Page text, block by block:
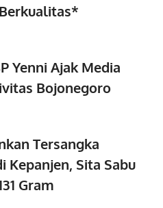
Yenni Ajak Media
Bojonegoro
Tersangka
Kepanjen, Sita Sabu
Gram